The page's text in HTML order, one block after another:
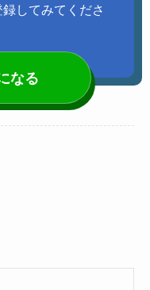
してみてくださ
なる